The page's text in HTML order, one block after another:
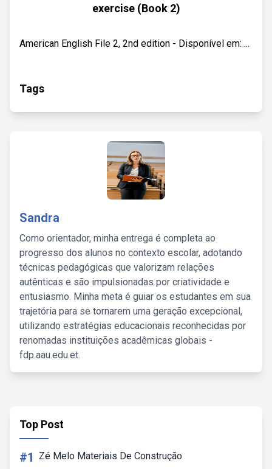
exercise (Book 2)
American English File 2, 2nd edition - Disponível em: ...
Tags
Sandra
Como orientador, minha entrega é completa ao
progresso dos alunos no contexto escolar, adotando
técnicas pedagógicas que valorizam relações
autênticas e são impulsionadas por criatividade e
entusiasmo. Minha meta é guiar os estudantes em sua
trajetória para se tornarem uma geração excepcional,
utilizando estratégias educacionais reconhecidas por
renomadas instituições acadêmicas globais -
fdp.aau.edu.et.
Top Post
#1 Zé Melo Materiais De Construção